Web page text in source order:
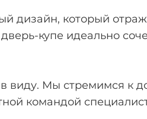
дизайн, который
купе идеально
виду. Мы стремимся к
командой